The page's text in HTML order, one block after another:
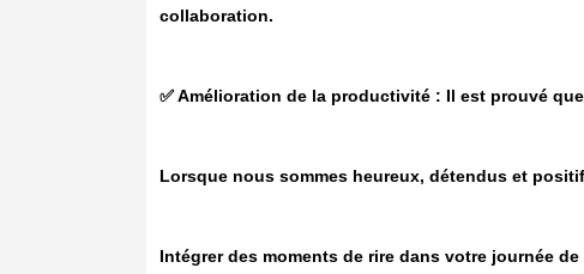
collaboration.
✅️ Amélioration de la productivité : Il est prouvé
Lorsque nous sommes heureux, détendus et
Intégrer des moments de rire dans votre journée